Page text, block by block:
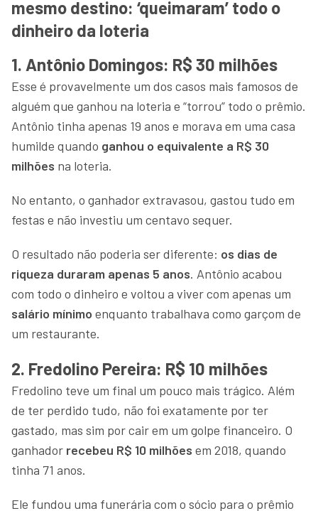
mesmo destino: ‘queimaram’ todo o
dinheiro da loteria
1. Antônio Domingos: R$ 30 milhões
Esse é provavelmente um dos casos mais famosos de
alguém que ganhou na loteria e “torrou” todo o prêmio.
Antônio tinha apenas 19 anos e morava em uma casa
humilde quando ganhou o equivalente a R$ 30
milhões na loteria.
No entanto, o ganhador extravasou, gastou tudo em
festas e não investiu um centavo sequer.
O resultado não poderia ser diferente: os dias de
riqueza duraram apenas 5 anos. Antônio acabou
com todo o dinheiro e voltou a viver com apenas um
salário mínimo enquanto trabalhava como garçom de
um restaurante.
2. Fredolino Pereira: R$ 10 milhões
Fredolino teve um final um pouco mais trágico. Além
de ter perdido tudo, não foi exatamente por ter
gastado, mas sim por cair em um golpe financeiro. O
ganhador recebeu R$ 10 milhões em 2018, quando
tinha 71 anos.
Ele fundou uma funerária com o sócio para o prêmio